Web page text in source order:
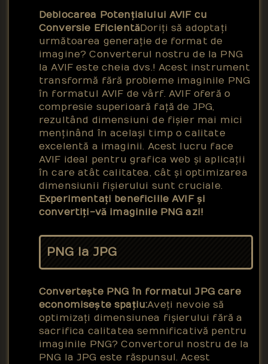
Deblocarea Potențialului AVIF cu
Conversie EficientăDoriți să adoptați
următoarea generație de format de
imagine? Converterul nostru de la PNG
la AVIF este cheia dvs.! Acest instrument
transformă fără probleme imaginile PNG
în formatul AVIF de vârf. AVIF oferă o
compresie superioară față de JPG,
rezultând dimensiuni de fișier mai mici
menținând în același timp o calitate
excelentă a imaginii. Acest lucru face
AVIF ideal pentru grafica web și aplicații
în care atât calitatea, cât și optimizarea
dimensiunii fișierului sunt cruciale.
Experimentați beneficiile AVIF și
convertiți-vă imaginile PNG azi!
PNG la JPG
Convertește PNG în formatul JPG care
economisește spațiu:Aveți nevoie să
optimizați dimensiunea fișierului fără a
sacrifica calitatea semnificativă pentru
imaginile PNG? Convertorul nostru de la
PNG la JPG este răspunsul. Acest